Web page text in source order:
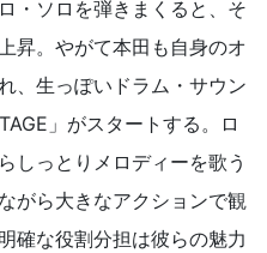
・ソロを弾きまくると、そ
昇。やがて本田も自身のオ
、生っぽいドラム・サウン
」がスタートする。ロ
しっとりメロディーを歌う
がら大きなアクションで観
確な役割分担は彼らの魅力